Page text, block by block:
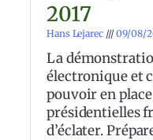
2017
Hans Lejarec 09/08/
La
électronique et
pouvoir en
présidentielles
d’éclater.